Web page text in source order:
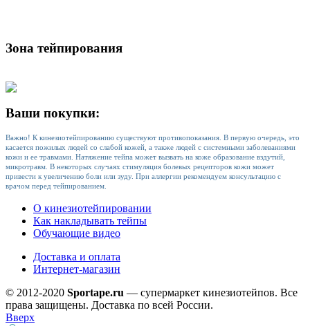
Зона тейпирования
Ваши покупки:
Важно! К кинезиотейпированию существуют противопоказания. В первую очередь, это
касается пожилых людей со слабой кожей, а также людей с системными заболеваниями
кожи и ее травмами. Натяжение тейпа может вызвать на коже образование вздутий,
микротравм. В некоторых случаях стимуляция болевых рецепторов кожи может
привести к увеличению боли или зуду. При аллергии рекомендуем консультацию с
врачом перед тейпированием.
О кинезиотейпировании
Как накладывать тейпы
Обучающие видео
Доставка и оплата
Интернет-магазин
© 2012-2020 Sportape.ru — супермаркет кинезиотейпов. Все
права защищены. Доставка по всей России.
Вверх